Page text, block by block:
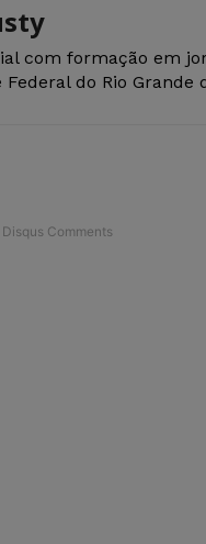
com formação em
do Rio Grande
Disqus Comments